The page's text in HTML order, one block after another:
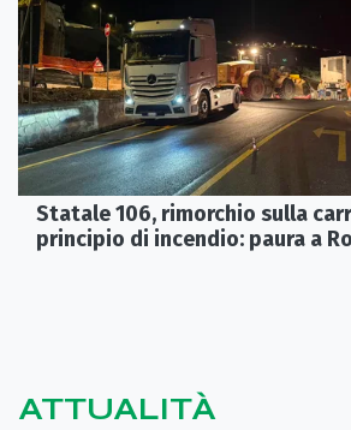
Statale 106, rimorchio sulla
principio di incendio: paura a
ATTUALITÀ